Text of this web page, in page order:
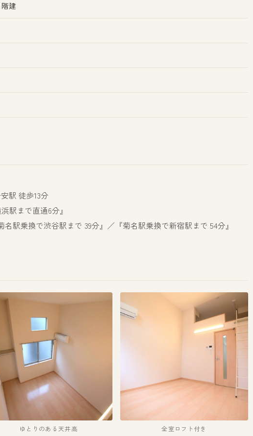
建
駅 徒歩13分
駅まで直通6分』
駅乗換で渋谷駅まで 39分』／『菊名駅乗換で新宿駅まで 54分』
ゆとりのある天井高 全室ロフト付き